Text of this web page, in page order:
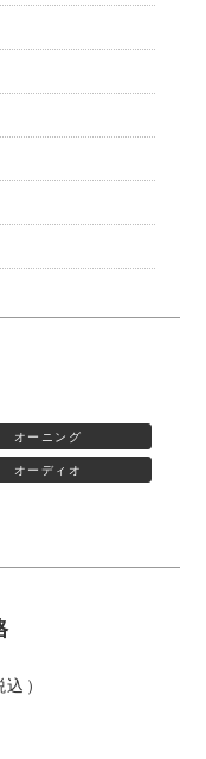
オーニング
オーディオ
）